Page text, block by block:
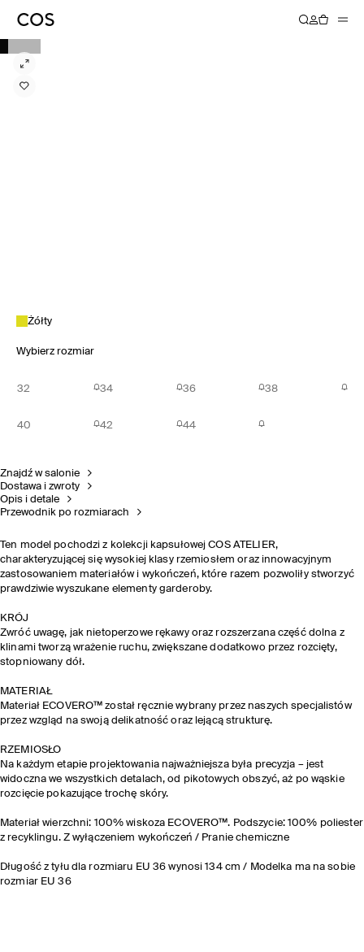
Żółty
Wybierz rozmiar
32 34 36 38
40 42 44
Znajdź w salonie
Dostawa i zwroty
Opis i detale
Przewodnik po rozmiarach
Ten model pochodzi z kolekcji kapsułowej COS ATELIER,
charakteryzującej się wysokiej klasy rzemiosłem oraz innowacyjnym
zastosowaniem materiałów i wykończeń, które razem pozwoliły stworzyć
prawdziwie wyszukane elementy garderoby.
KRÓJ
Zwróć uwagę, jak nietoperzowe rękawy oraz rozszerzana część dolna z
klinami tworzą wrażenie ruchu, zwiększane dodatkowo przez rozcięty,
stopniowany dół.
MATERIAŁ
Materiał ECOVERO™ został ręcznie wybrany przez naszych specjalistów
przez wzgląd na swoją delikatność oraz lejącą strukturę.
RZEMIOSŁO
Na każdym etapie projektowania najważniejsza była precyzja – jest
widoczna we wszystkich detalach, od pikotowych obszyć, aż po wąskie
rozcięcie pokazujące trochę skóry.
Materiał wierzchni: 100% wiskoza ECOVERO™. Podszycie: 100% poliester
z recyklingu. Z wyłączeniem wykończeń / Pranie chemiczne
Długość z tyłu dla rozmiaru EU 36 wynosi 134 cm / Modelka ma na sobie
rozmiar EU 36